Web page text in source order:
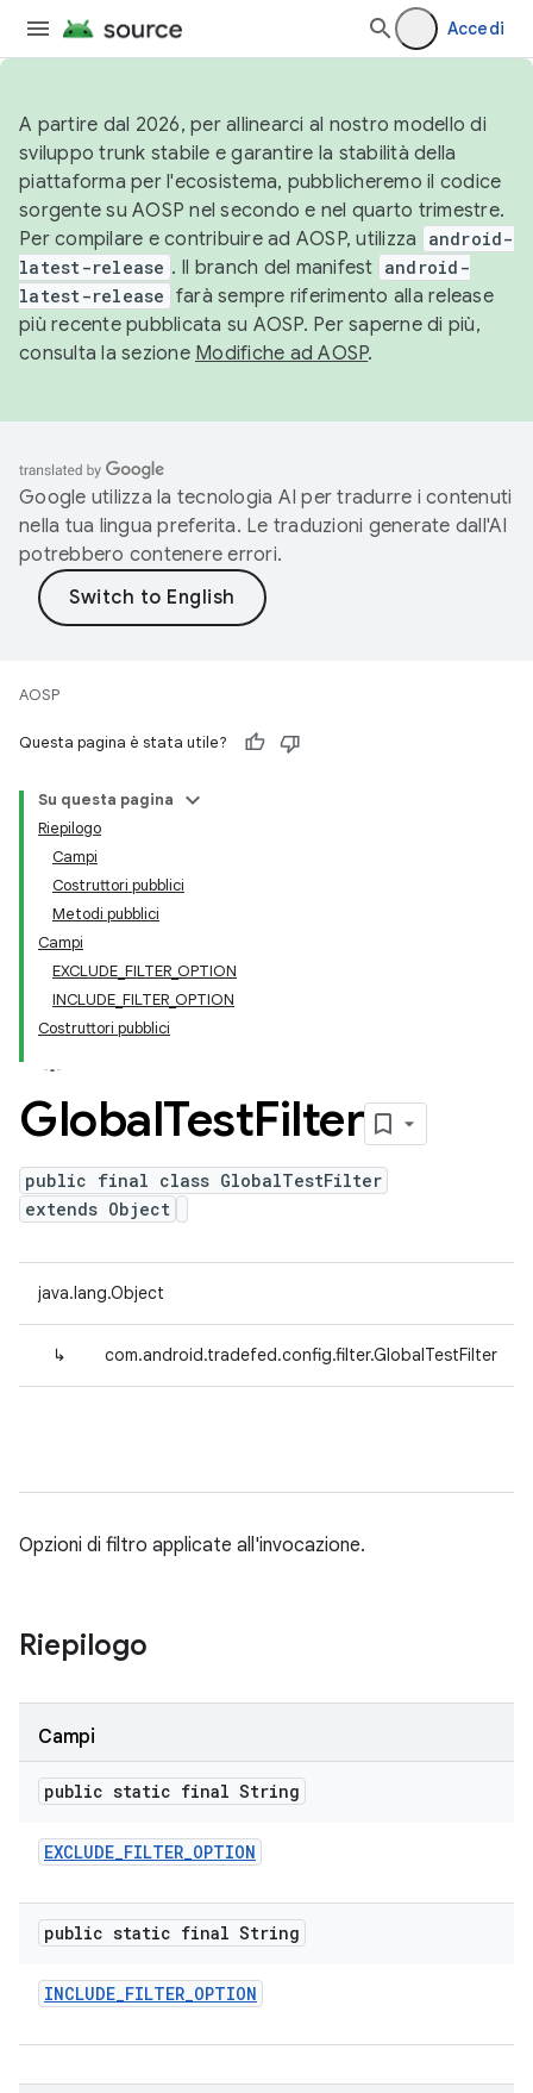
Accedi
A partire dal 2026, per allinearci al nostro modello di
sviluppo trunk stabile e garantire la stabilità della
piattaforma per l'ecosistema, pubblicheremo il codice
sorgente su AOSP nel secondo e nel quarto trimestre.
Per compilare e contribuire ad AOSP, utilizza
android-
latest-release . Il branch del manifest android-
latest-release farà sempre riferimento alla release
più recente pubblicata su AOSP. Per saperne di più,
consulta la sezione Modifiche ad AOSP.
Google utilizza la tecnologia AI per tradurre i contenuti
nella tua lingua preferita. Le traduzioni generate dall'AI
potrebbero contenere errori.
AOSP
Questa pagina è stata utile?
Su questa pagina
Riepilogo
Campi
Costruttori pubblici
Metodi pubblici
Campi
EXCLUDE_FILTER_OPTION
INCLUDE_FILTER_OPTION
Costruttori pubblici
GlobalTestFilter
public final class GlobalTestFilter
extends Object
java.lang.Object
↳ com.android.tradefed.config.filter.GlobalTestFilter
Opzioni di filtro applicate all'invocazione.
Riepilogo
Campi
public static final String
EXCLUDE_FILTER_OPTION
public static final String
INCLUDE_FILTER_OPTION